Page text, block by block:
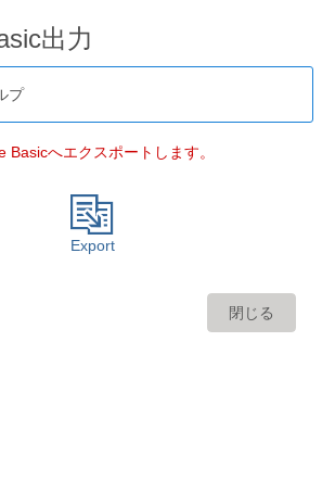
出力
プ
Basicへエクスポートします。
Export